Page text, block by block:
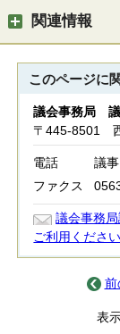
関連情報
このページに
議会事務局
〒445-8501
電話
議
ファクス
議会事務
ご利用ください
前
表